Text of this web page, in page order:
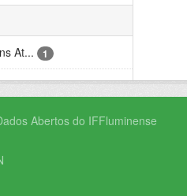
At...
1
Abertos do IFFluminense